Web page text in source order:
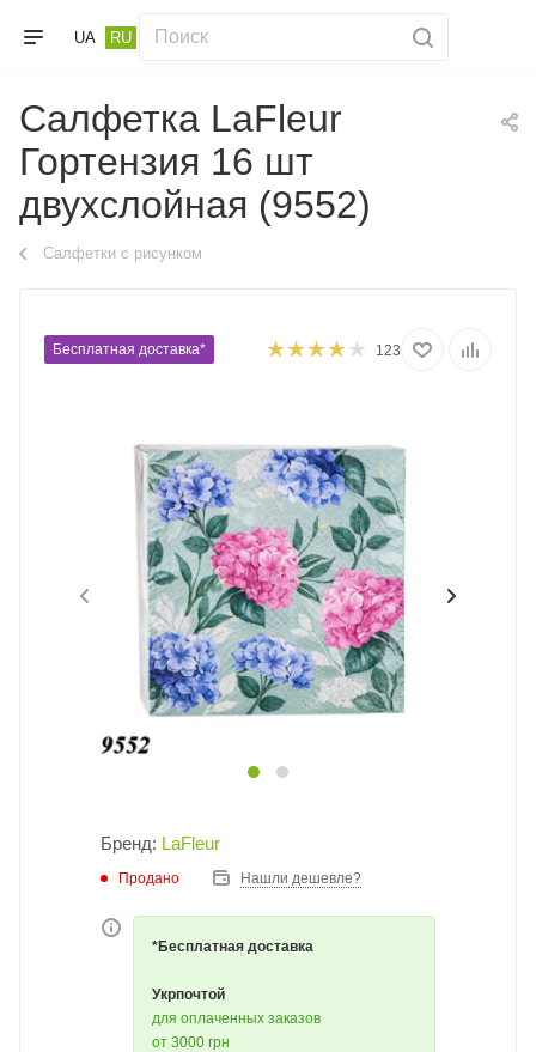
UA RU
Салфетка LaFleur
Гортензия 16 шт
двухслойная (9552)
Салфетки с рисунком
Бесплатная доставка* 123
Бренд: LaFleur
Продано Нашли дешевле?
*Бесплатная доставка
Укрпочтой
для оплаченных заказов
от 3000 грн